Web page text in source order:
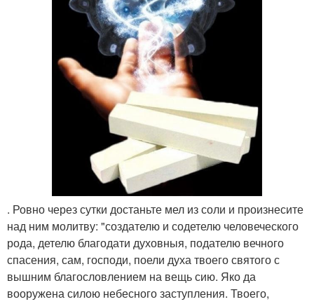
. Ровно через сутки достаньте мел из соли и произнесите
над ним молитву: "создателю и содетелю человеческого
рода, детелю благодати духовныя, подателю вечного
спасения, сам, господи, поели духа твоего святого с
вышним благословлением на вещь сию. Яко да
вооружена силою небесного заступления. Твоего,